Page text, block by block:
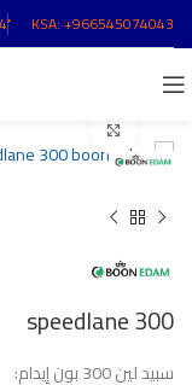
KSA:+966545074043
speedlane 300
سبيد لين 300 بون إيدام: